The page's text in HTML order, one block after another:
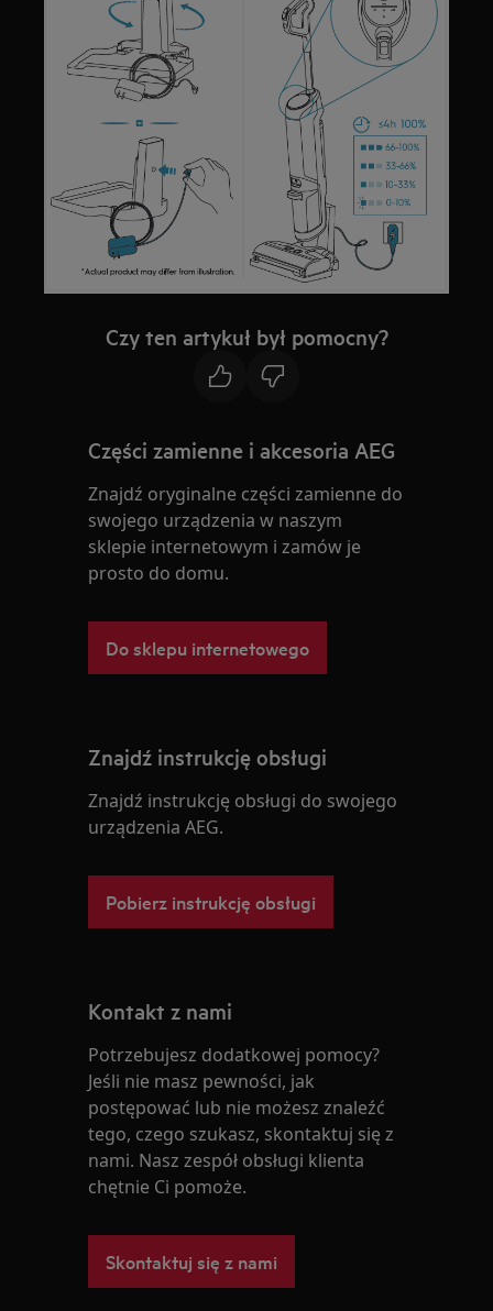
Czy ten artykuł był pomocny?
Części zamienne i akcesoria AEG
Znajdź oryginalne części zamienne do
swojego urządzenia w naszym
sklepie internetowym i zamów je
prosto do domu.
Do sklepu internetowego
Znajdź instrukcję obsługi
Znajdź instrukcję obsługi do swojego
urządzenia AEG.
Pobierz instrukcję obsługi
Kontakt z nami
Potrzebujesz dodatkowej pomocy?
Jeśli nie masz pewności, jak
postępować lub nie możesz znaleźć
tego, czego szukasz, skontaktuj się z
nami. Nasz zespół obsługi klienta
chętnie Ci pomoże.
Skontaktuj się z nami